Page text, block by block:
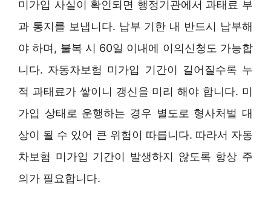
미가입 사실이 확인되면 행정기관에서 과태료 부
과 통지를 보냅니다. 납부 기한 내 반드시 납부해
야 하며, 불복 시 60일 이내에 이의신청도 가능합
니다. 자동차보험 미가입 기간이 길어질수록 누
적 과태료가 쌓이니 갱신을 미리 해야 합니다. 미
가입 상태로 운행하는 경우 별도로 형사처벌 대
상이 될 수 있어 큰 위험이 따릅니다. 따라서 자동
차보험 미가입 기간이 발생하지 않도록 항상 주
의가 필요합니다.